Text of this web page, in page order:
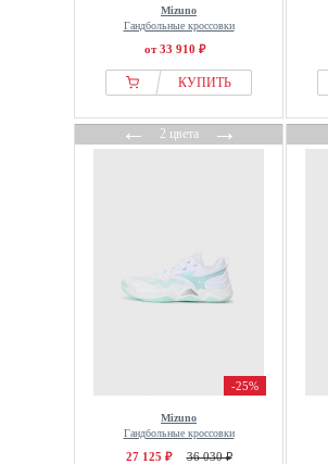
Mizuno
Гандбольные кроссовки
от 33 910 ₽
КУПИТЬ
←2 цвета→
-25%
Mizuno
Гандбольные кроссовки
27 125 ₽ 36 030 ₽